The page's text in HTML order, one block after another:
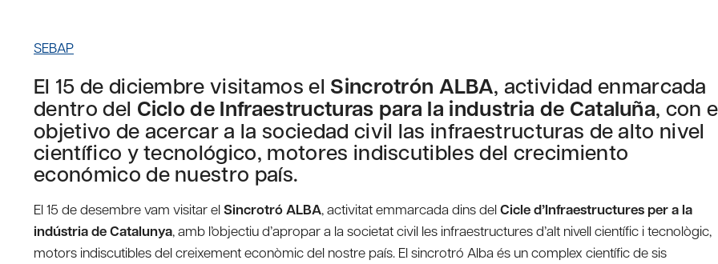
SEBAP
El 15 de diciembre visitamos el Sincrotrón ALBA, actividad enmarcada
dentro del Ciclo de Infraestructuras para la industria de Cataluña, con
objetivo de acercar a la sociedad civil las infraestructuras de alto nivel
científico y tecnológico, motores indiscutibles del crecimiento
económico de nuestro país.
El 15 de desembre vam visitar elSincrotró ALBA, activitat emmarcada dins delCicle d’Infraestructures per a la
indústria de Catalunya, amb l’objectiu d’apropar a la societat civil les infraestructures d’alt nivell científic i tecnològic,
motors indiscutibles del creixement econòmic del nostre país. El sincrotró Alba és un complex científic de sis